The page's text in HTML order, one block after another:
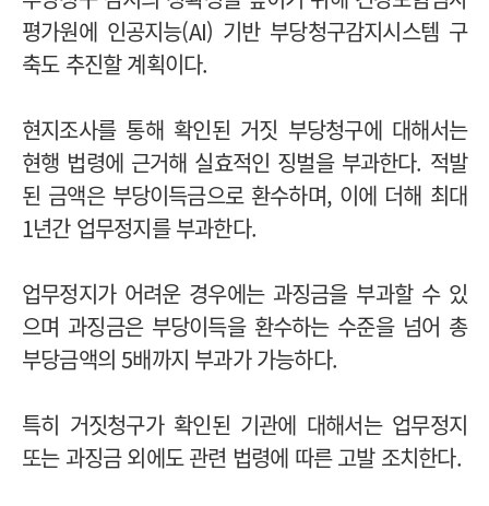
평가원에 인공지능(AI) 기반 부당청구감지시스템 구
축도 추진할 계획이다.
현지조사를 통해 확인된 거짓 부당청구에 대해서는
현행 법령에 근거해 실효적인 징벌을 부과한다. 적발
된 금액은 부당이득금으로 환수하며, 이에 더해 최대
1년간 업무정지를 부과한다.
업무정지가 어려운 경우에는 과징금을 부과할 수 있
으며 과징금은 부당이득을 환수하는 수준을 넘어 총
부당금액의 5배까지 부과가 가능하다.
특히 거짓청구가 확인된 기관에 대해서는 업무정지
또는 과징금 외에도 관련 법령에 따른 고발 조치한다.